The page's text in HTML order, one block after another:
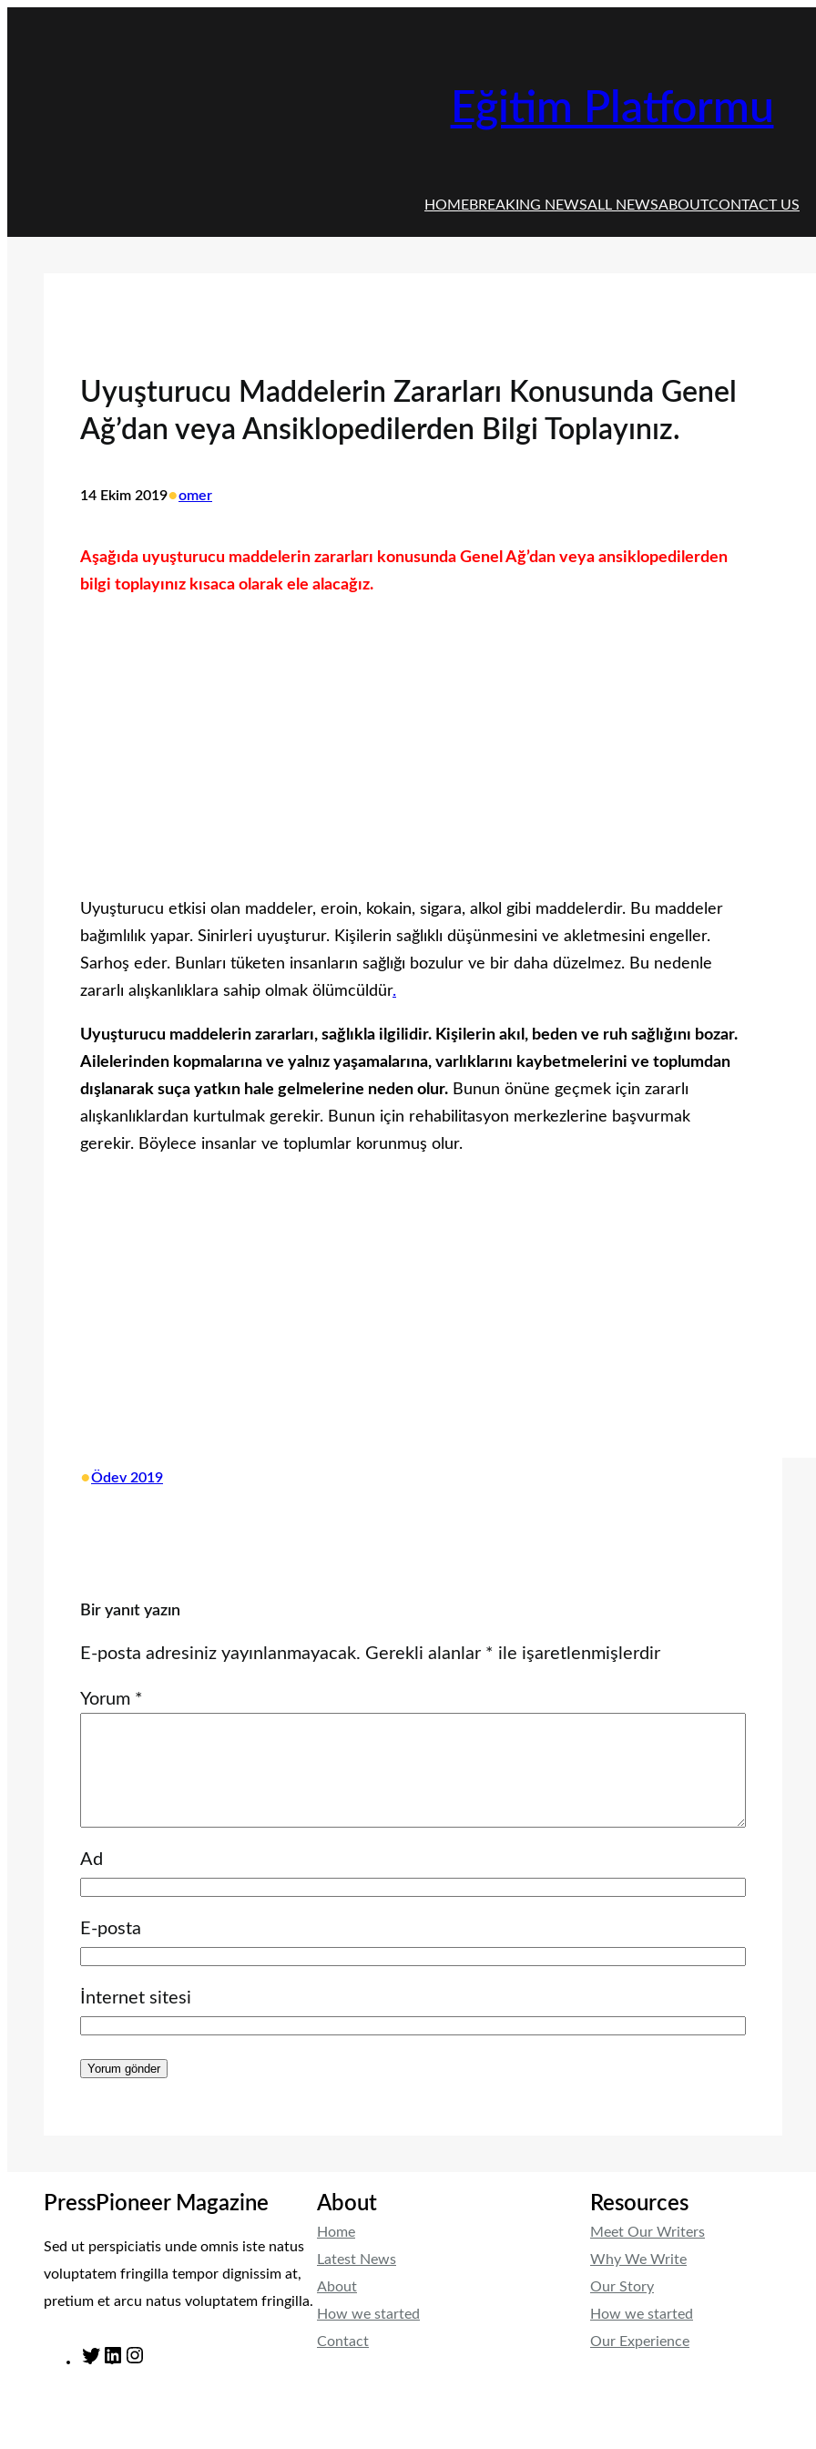
Eğitim Platformu
HOMEBREAKING NEWSALL NEWSABOUTCONTACT US
Uyuşturucu Maddelerin Zararları Konusunda Genel
Ağ’dan veya Ansiklopedilerden Bilgi Toplayınız.
14 Ekim 2019•omer
Aşağıda uyuşturucu maddelerin zararları konusunda Genel Ağ’dan veya ansiklopedilerden
bilgi toplayınız kısaca olarak ele alacağız.
Uyuşturucu etkisi olan maddeler, eroin, kokain, sigara, alkol gibi maddelerdir. Bu maddeler
bağımlılık yapar. Sinirleri uyuşturur. Kişilerin sağlıklı düşünmesini ve akletmesini engeller.
Sarhoş eder. Bunları tüketen insanların sağlığı bozulur ve bir daha düzelmez. Bu nedenle
zararlı alışkanlıklara sahip olmak ölümcüldür.
Uyuşturucu maddelerin zararları, sağlıkla ilgilidir. Kişilerin akıl, beden ve ruh sağlığını bozar.
Ailelerinden kopmalarına ve yalnız yaşamalarına, varlıklarını kaybetmelerini ve toplumdan
dışlanarak suça yatkın hale gelmelerine neden olur. Bunun önüne geçmek için zararlı
alışkanlıklardan kurtulmak gerekir. Bunun için rehabilitasyon merkezlerine başvurmak
gerekir. Böylece insanlar ve toplumlar korunmuş olur.
•Ödev 2019
Bir yanıt yazın
E-posta adresiniz yayınlanmayacak. Gerekli alanlar * ile işaretlenmişlerdir
Yorum *
Ad
E-posta
İnternet sitesi
PressPioneer Magazine
Sed ut perspiciatis unde omnis iste natus
voluptatem fringilla tempor dignissim at,
pretium et arcu natus voluptatem fringilla.
T
L
About
Home
Latest News
About
How we started
Contact
Resources
Meet Our Writers
Why We Write
Our Story
How we started
Our Experience